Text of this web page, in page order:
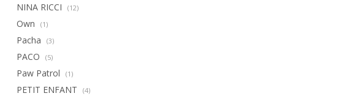
NINA RICCI (12)
Own (1)
Pacha (3)
PACO (5)
Paw Patrol (1)
PETIT ENFANT (4)